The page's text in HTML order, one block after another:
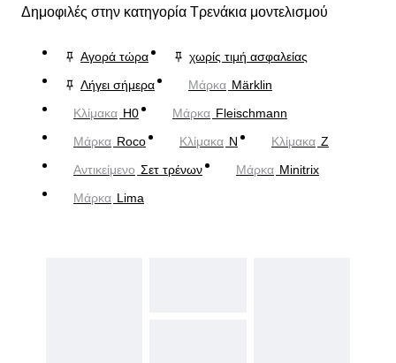
Δημοφιλές στην κατηγορία Τρενάκια μοντελισμού
Αγορά τώρα
χωρίς τιμή ασφαλείας
Λήγει σήμερα
Μάρκα Märklin
Κλίμακα H0 Μάρκα Fleischmann
Μάρκα Roco Κλίμακα N Κλίμακα Z
Αντικείμενο Σετ τρένων Μάρκα Minitrix
Μάρκα Lima